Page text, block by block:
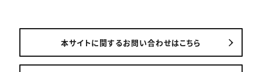
本サイトに関するお問い合わせはこちら